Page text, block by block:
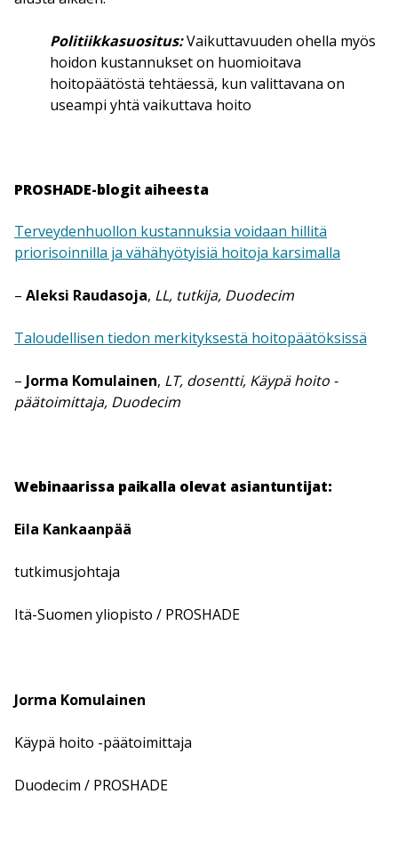
Politiikkasuositus:Vaikuttavuuden ohella myös
hoidon kustannukset on huomioitava
hoitopäätöstä tehtäessä, kun valittavana on
useampi yhtä vaikuttava hoito
PROSHADE-blogit aiheesta
Terveydenhuollon kustannuksia voidaan hillitä
priorisoinnilla ja vähähyötyisiä hoitoja karsimalla
– Aleksi Raudasoja, LL, tutkija, Duodecim
Taloudellisen tiedon merkityksestä hoitopäätöksissä
– Jorma Komulainen, LT, dosentti, Käypä hoito -
päätoimittaja, Duodecim
Webinaarissa paikalla olevat asiantuntijat:
Eila Kankaanpää
tutkimusjohtaja
Itä-Suomen yliopisto / PROSHADE
Jorma Komulainen
Käypä hoito -päätoimittaja
Duodecim / PROSHADE